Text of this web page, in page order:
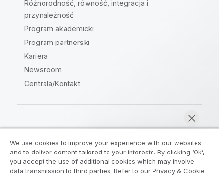
Różnorodność, równość, integracja i
przynależność
Program akademicki
Program partnerski
Kariera
Newsroom
Centrala/Kontakt
Umowy prawne
Warunki produktu
Legal Policies
Legal Policies
We use cookies to improve your experience with our websites
and to deliver content tailored to your interests. By clicking ‘Ok’,
you accept the use of additional cookies which may involve
data transmission to third parties. Refer to our Privacy & Cookie